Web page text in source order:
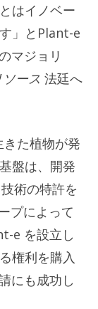
はイノベー
」とPlant-e
マジョリ
ソース 法廷へ
た植物が発
盤は、開発
術の特許を
プによって
e を設立し
権利を購入
にも成功し